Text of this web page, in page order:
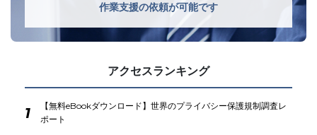
作業支援の依頼が可能です
アクセスランキング
1
【無料eBookダウンロード】世界のプライバシー保護規制調査レ
ポート